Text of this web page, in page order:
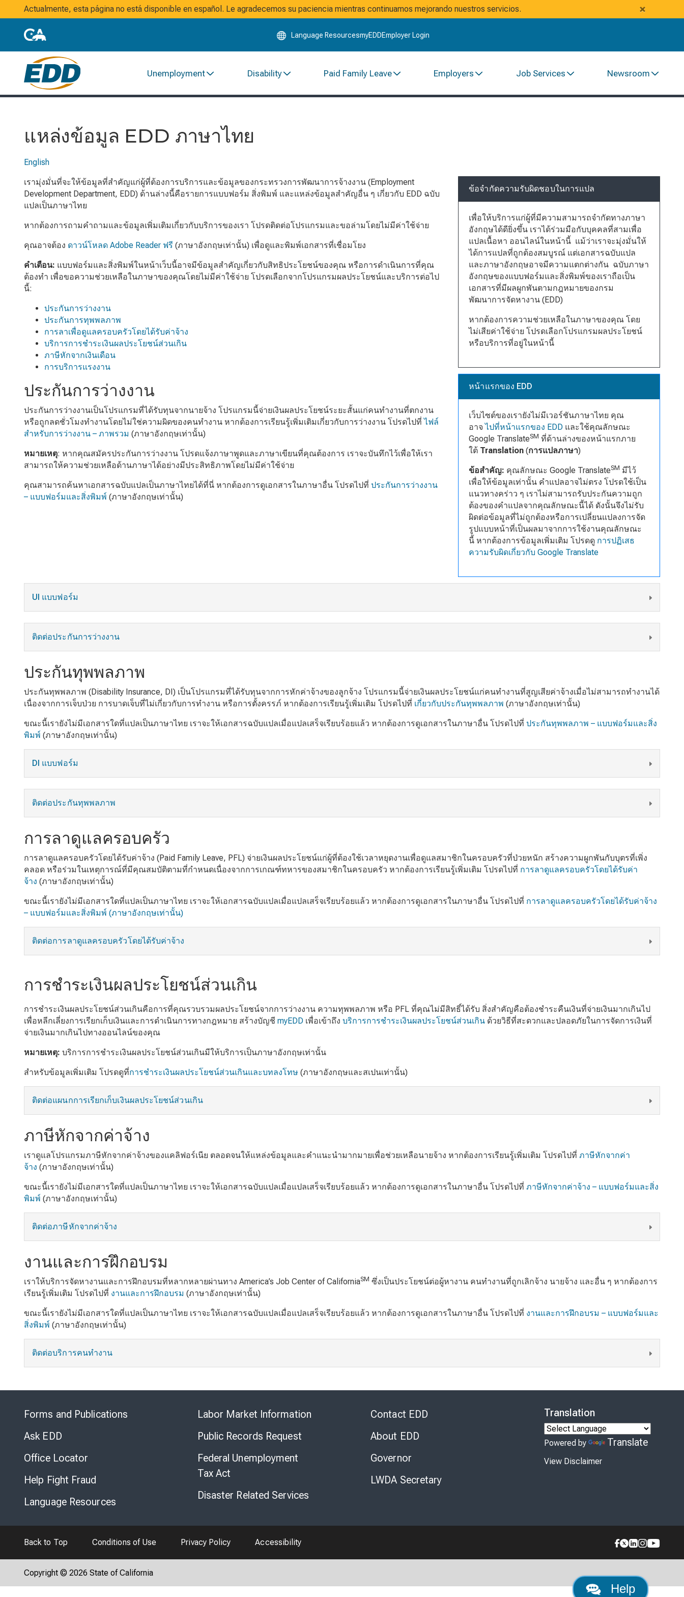
Skip
to
Content
×
Actualmente, esta página no está disponible en español. Le agradecemos su paciencia mientras continuamos mejorando nuestros servicios.
Language ResourcesmyEDDEmployer Login
Unemployment Disability Paid Family Leave Employers Job Services Newsroom
แหล่งข้อมูล EDD ภาษาไทย
English
เรามุ่งมั่นที่จะให้ข้อมูลที่สำคัญแก่ผู้ที่ต้องการบริการและข้อมูลของกระทรวงการพัฒนาการจ้างงาน (Employment
Development Department, EDD) ด้านล่างนี้คือรายการแบบฟอร์ม สิ่งพิมพ์ และแหล่งข้อมูลสำคัญอื่น ๆ เกี่ยวกับ EDD ฉบับ
แปลเป็นภาษาไทย
หากต้องการถามคำถามและข้อมูลเพิ่มเติมเกี่ยวกับบริการของเรา โปรดติดต่อโปรแกรมและขอล่ามโดยไม่มีค่าใช้จ่าย
คุณอาจต้อง ดาวน์โหลด Adobe Reader ฟรี (ภาษาอังกฤษเท่านั้น) เพื่อดูและพิมพ์เอกสารที่เชื่อมโยง
คำเตือน: แบบฟอร์มและสิ่งพิมพ์ในหน้าเว็บนี้อาจมีข้อมูลสำคัญเกี่ยวกับสิทธิประโยชน์ของคุณ หรือการดำเนินการที่คุณ
ต้องทำ เพื่อขอความช่วยเหลือในภาษาของคุณโดยไม่มีค่าใช้จ่าย โปรดเลือกจากโปรแกรมผลประโยชน์และบริการต่อไป
นี้:
ประกันการว่างงาน
ประกันการทุพพลภาพ
การลาเพื่อดูแลครอบครัวโดยได้รับค่าจ้าง
บริการการชำระเงินผลประโยชน์ส่วนเกิน
ภาษีหักจากเงินเดือน
การบริการแรงงาน
ประกันการว่างงาน
ประกันการว่างงานเป็นโปรแกรมที่ได้รับทุนจากนายจ้าง โปรแกรมนี้จ่ายเงินผลประโยชน์ระยะสั้นแก่คนทำงานที่ตกงาน
หรือถูกลดชั่วโมงทำงานโดยไม่ใช่ความผิดของคนทำงาน หากต้องการเรียนรู้เพิ่มเติมเกี่ยวกับการว่างงาน โปรดไปที่ไฟล์
สำหรับการว่างงาน – ภาพรวม (ภาษาอังกฤษเท่านั้น)
หมายเหตุ: หากคุณสมัครประกันการว่างงาน โปรดแจ้งภาษาพูดและภาษาเขียนที่คุณต้องการ เราจะบันทึกไว้เพื่อให้เรา
สามารถให้ความช่วยเหลือด้านภาษาได้อย่างมีประสิทธิภาพโดยไม่มีค่าใช้จ่าย
คุณสามารถค้นหาเอกสารฉบับแปลเป็นภาษาไทยได้ที่นี่ หากต้องการดูเอกสารในภาษาอื่น โปรดไปที่ ประกันการว่างงาน
– แบบฟอร์มและสิ่งพิมพ์ (ภาษาอังกฤษเท่านั้น)
ข้อจำกัดความรับผิดชอบในการแปล
เพื่อให้บริการแก่ผู้ที่มีความสามารถจำกัดทางภาษา
อังกฤษได้ดียิ่งขึ้น เราได้ร่วมมือกับบุคคลที่สามเพื่อ
แปลเนื้อหา ออนไลน์ในหน้านี้ แม้ว่าเราจะมุ่งมั่นให้
ได้การแปลที่ถูกต้องสมบูรณ์ แต่เอกสารฉบับแปล
และภาษาอังกฤษอาจมีความแตกต่างกัน ฉบับภาษา
อังกฤษของแบบฟอร์มและสิ่งพิมพ์ของเราถือเป็น
เอกสารที่มีผลผูกพันตามกฎหมายของกรม
พัฒนาการจัดหางาน (EDD)
หากต้องการความช่วยเหลือในภาษาของคุณ โดย
ไม่เสียค่าใช้จ่าย โปรดเลือกโปรแกรมผลประโยชน์
หรือบริการที่อยู่ในหน้านี้
หน้าแรกของ EDD
เว็บไซต์ของเรายังไม่มีเวอร์ชันภาษาไทย คุณ
อาจไปที่หน้าแรกของ EDD และใช้คุณลักษณะ
Google TranslateSM ที่ด้านล่างของหน้าแรกภาย
ใต้ Translation (การแปลภาษา)
ข้อสำคัญ: คุณลักษณะ Google TranslateSM มีไว้
เพื่อให้ข้อมูลเท่านั้น คำแปลอาจไม่ตรง โปรดใช้เป็น
แนวทางคร่าว ๆ เราไม่สามารถรับประกันความถูก
ต้องของคำแปลจากคุณลักษณะนี้ได้ ดังนั้นจึงไม่รับ
ผิดต่อข้อมูลที่ไม่ถูกต้องหรือการเปลี่ยนแปลงการจัด
รูปแบบหน้าที่เป็นผลมาจากการใช้งานคุณลักษณะ
นี้ หากต้องการข้อมูลเพิ่มเติม โปรดดู การปฏิเสธ
ความรับผิดเกี่ยวกับ Google Translate
UI แบบฟอร์ม
ติดต่อประกันการว่างงาน
ประกันทุพพลภาพ
ประกันทุพพลภาพ (Disability Insurance, DI) เป็นโปรแกรมที่ได้รับทุนจากการหักค่าจ้างของลูกจ้าง โปรแกรมนี้จ่ายเงินผลประโยชน์แก่คนทำงานที่สูญเสียค่าจ้างเมื่อไม่สามารถทำงานได้
เนื่องจากการเจ็บป่วย การบาดเจ็บที่ไม่เกี่ยวกับการทำงาน หรือการตั้งครรภ์ หากต้องการเรียนรู้เพิ่มเติม โปรดไปที่ เกี่ยวกับประกันทุพพลภาพ (ภาษาอังกฤษเท่านั้น)
ขณะนี้เรายังไม่มีเอกสารใดที่แปลเป็นภาษาไทย เราจะให้เอกสารฉบับแปลเมื่อแปลเสร็จเรียบร้อยแล้ว หากต้องการดูเอกสารในภาษาอื่น โปรดไปที่ ประกันทุพพลภาพ – แบบฟอร์มและสิ่ง
พิมพ์ (ภาษาอังกฤษเท่านั้น)
DI แบบฟอร์ม
ติดต่อประกันทุพพลภาพ
การลาดูแลครอบครัว
การลาดูแลครอบครัวโดยได้รับค่าจ้าง (Paid Family Leave, PFL) จ่ายเงินผลประโยชน์แก่ผู้ที่ต้องใช้เวลาหยุดงานเพื่อดูแลสมาชิกในครอบครัวที่ป่วยหนัก สร้างความผูกพันกับบุตรที่เพิ่ง
คลอด หรือร่วมในเหตุการณ์ที่มีคุณสมบัติตามที่กำหนดเนื่องจากการเกณฑ์ทหารของสมาชิกในครอบครัว หากต้องการเรียนรู้เพิ่มเติม โปรดไปที่ การลาดูแลครอบครัวโดยได้รับค่า
จ้าง (ภาษาอังกฤษเท่านั้น)
ขณะนี้เรายังไม่มีเอกสารใดที่แปลเป็นภาษาไทย เราจะให้เอกสารฉบับแปลเมื่อแปลเสร็จเรียบร้อยแล้ว หากต้องการดูเอกสารในภาษาอื่น โปรดไปที่ การลาดูแลครอบครัวโดยได้รับค่าจ้าง
– แบบฟอร์มและสิ่งพิมพ์ (ภาษาอังกฤษเท่านั้น)
ติดต่อการลาดูแลครอบครัวโดยได้รับค่าจ้าง
การชำระเงินผลประโยชน์ส่วนเกิน
การชำระเงินผลประโยชน์ส่วนเกินคือการที่คุณรวบรวมผลประโยชน์จากการว่างงาน ความทุพพลภาพ หรือ PFL ที่คุณไม่มีสิทธิ์ได้รับ สิ่งสำคัญคือต้องชำระคืนเงินที่จ่ายเงินมากเกินไป
เพื่อหลีกเลี่ยงการเรียกเก็บเงินและการดำเนินการทางกฎหมาย สร้างบัญชี myEDD เพื่อเข้าถึง บริการการชำระเงินผลประโยชน์ส่วนเกิน ด้วยวิธีที่สะดวกและปลอดภัยในการจัดการเงินที่
จ่ายเงินมากเกินไปทางออนไลน์ของคุณ
หมายเหตุ: บริการการชำระเงินผลประโยชน์ส่วนเกินมีให้บริการเป็นภาษาอังกฤษเท่านั้น
สำหรับข้อมูลเพิ่มเติม โปรดดูที่การชำระเงินผลประโยชน์ส่วนเกินและบทลงโทษ (ภาษาอังกฤษและสเปนเท่านั้น)
ติดต่อแผนกการเรียกเก็บเงินผลประโยชน์ส่วนเกิน
ภาษีหักจากค่าจ้าง
เราดูแลโปรแกรมภาษีหักจากค่าจ้างของแคลิฟอร์เนีย ตลอดจนให้แหล่งข้อมูลและคำแนะนำมากมายเพื่อช่วยเหลือนายจ้าง หากต้องการเรียนรู้เพิ่มเติม โปรดไปที่ ภาษีหักจากค่า
จ้าง (ภาษาอังกฤษเท่านั้น)
ขณะนี้เรายังไม่มีเอกสารใดที่แปลเป็นภาษาไทย เราจะให้เอกสารฉบับแปลเมื่อแปลเสร็จเรียบร้อยแล้ว หากต้องการดูเอกสารในภาษาอื่น โปรดไปที่ ภาษีหักจากค่าจ้าง – แบบฟอร์มและสิ่ง
พิมพ์ (ภาษาอังกฤษเท่านั้น)
ติดต่อภาษีหักจากค่าจ้าง
งานและการฝึกอบรม
เราให้บริการจัดหางานและการฝึกอบรมที่หลากหลายผ่านทาง America’s Job Center of CaliforniaSM ซึ่งเป็นประโยชน์ต่อผู้หางาน คนทำงานที่ถูกเลิกจ้าง นายจ้าง และอื่น ๆ หากต้องการ
เรียนรู้เพิ่มเติม โปรดไปที่ งานและการฝึกอบรม (ภาษาอังกฤษเท่านั้น)
ขณะนี้เรายังไม่มีเอกสารใดที่แปลเป็นภาษาไทย เราจะให้เอกสารฉบับแปลเมื่อแปลเสร็จเรียบร้อยแล้ว หากต้องการดูเอกสารในภาษาอื่น โปรดไปที่ งานและการฝึกอบรม – แบบฟอร์มและ
สิ่งพิมพ์ (ภาษาอังกฤษเท่านั้น)
ติดต่อบริการคนทำงาน
Help
Forms and Publications
Ask EDD
Office Locator
Help Fight Fraud
Language Resources
Labor Market Information
Public Records Request
Federal Unemployment
Tax Act
Disaster Related Services
Contact EDD
About EDD
Governor
LWDA Secretary
Translation
Powered by Translate
View Disclaimer
Back to Top Conditions of Use Privacy Policy Accessibility
Copyright © 2026 State of California